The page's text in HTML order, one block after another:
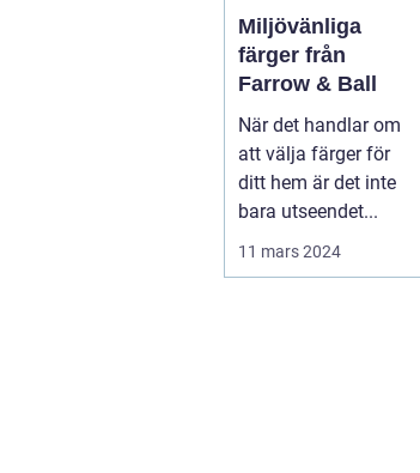
Miljövänliga
färger från
Farrow & Ball
När det handlar om
att välja färger för
ditt hem är det inte
bara utseendet...
11 mars 2024